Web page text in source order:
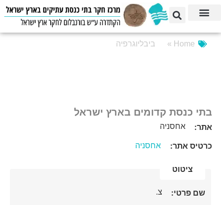
Home » ביבליוגרפיה
בתי כנסת קדומים בארץ ישראל
אתר: אחסניה
כרטיס אתר: אחסניה
ציטוט
שם פרטי: צ.